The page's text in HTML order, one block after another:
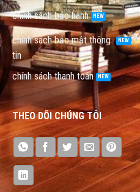
chính sách bảo hành
chính sách bảo mật thông
tin
chính sách thanh toán
THEO DÕI CHÚNG TÔI